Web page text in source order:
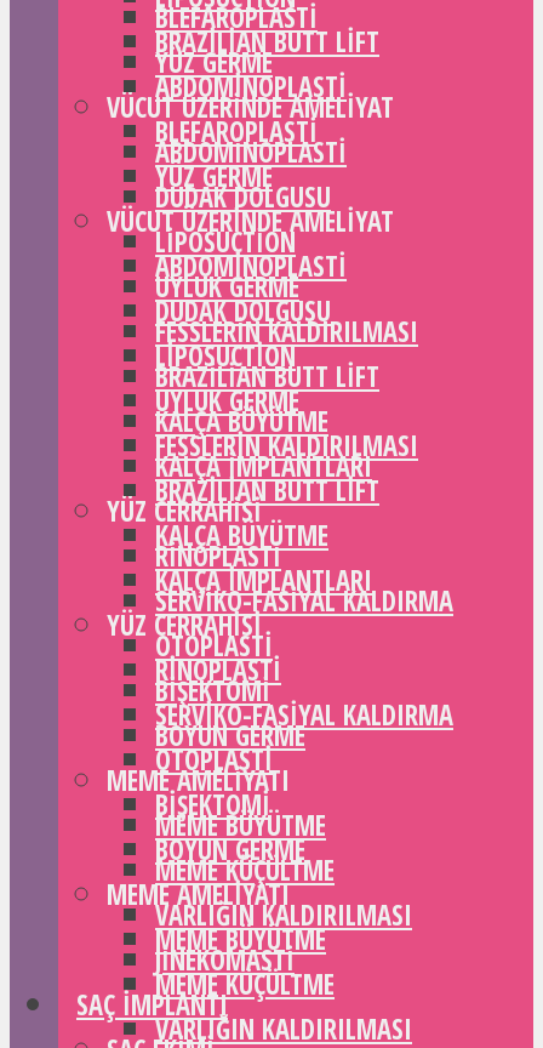
BLEFAROPLASTI
YÜZ GERME
VÜCUT ÜZERINDE AMELIYAT
ABDOMINOPLASTI
DUDAK DOLGUSU
LIPOSUCTION
UYLUK GERME
FESSLERIN KALDIRILMASI
BRAZILIAN BUTT LIFT
KALÇA BÜYÜTME
KALÇA IMPLANTLARI
YÜZ CERRAHISI
RINOPLASTI
SERVIKO-FASIYAL KALDIRMA
OTOPLASTI
BIŞEKTOMI
BOYUN GERME
MEME AMELIYATI
MEME BÜYÜTME
MEME KÜÇÜLTME
VARLIĞIN KALDIRILMASI
JINEKOMASTI
SAÇ IMPLANTI
BRAZILIAN BUTT LIFT
ABDOMINOPLASTI
BLEFAROPLASTI
YÜZ GERME
VÜCUT ÜZERINDE AMELIYAT
ABDOMINOPLASTI
DUDAK DOLGUSU
LIPOSUCTION
UYLUK GERME
FESSLERIN KALDIRILMASI
BRAZILIAN BUTT LIFT
KALÇA BÜYÜTME
KALÇA IMPLANTLARI
YÜZ CERRAHISI
RINOPLASTI
SERVIKO-FASIYAL KALDIRMA
OTOPLASTI
BIŞEKTOMI
BOYUN GERME
MEME AMELIYATI
MEME BÜYÜTME
MEME KÜÇÜLTME
VARLIĞIN KALDIRILMASI